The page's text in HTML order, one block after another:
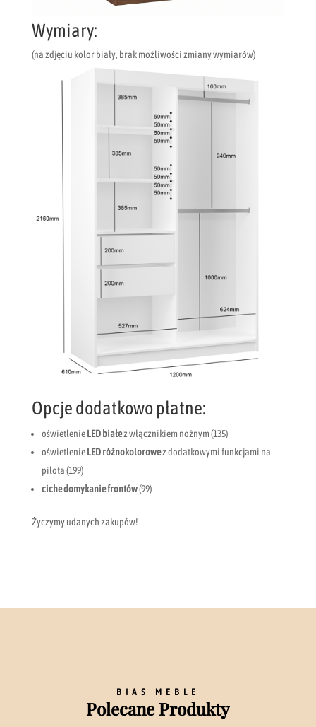
Wymiary:
(na zdjęciu kolor biały, brak możliwości zmiany wymiarów)
Opcje dodatkowo płatne:
oświetlenieLED białez włącznikiem nożnym (135)
oświetlenieLED różnokolorowez dodatkowymi funkcjami na
pilota (199)
ciche domykanie frontów(99)
Życzymy udanych zakupów!
BIAS MEBLE
Polecane Produkty